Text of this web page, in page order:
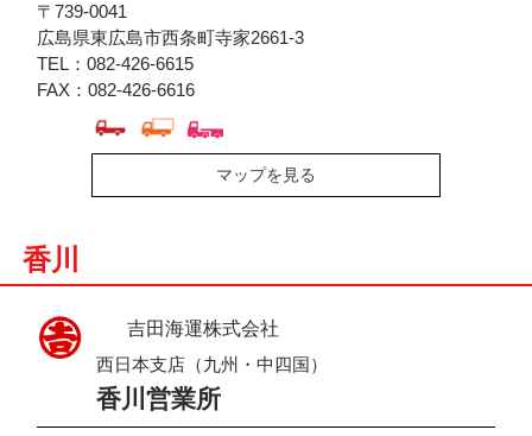
〒739-0041
広島県東広島市西条町寺家2661-3
TEL：082-426-6615
FAX：082-426-6616
マップを見る
香川
吉田海運株式会社
西日本支店（九州・中四国）
香川営業所